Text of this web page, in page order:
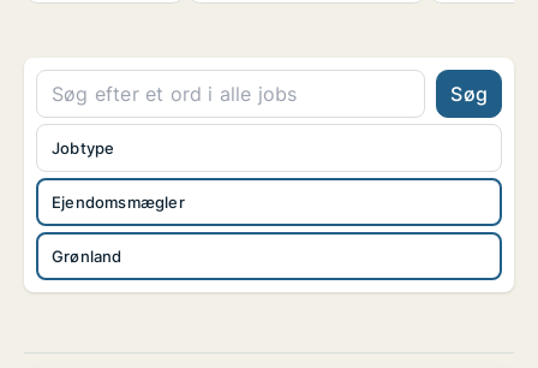
Søg
Ejendomsmægler
Grønland
Jobtype